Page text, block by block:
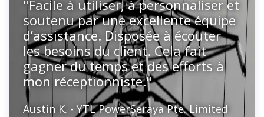
"Facile à utiliser, à personnaliser et
soutenu par une excellente équipe
d’assistance. Disposée à écouter
les besoins du client. Cela fait
gagner du temps et des efforts à
mon réceptionniste."
Austin K. - YTL PowerSeraya Pte. Limited